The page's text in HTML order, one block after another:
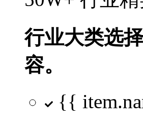
行业大类选择
容。
{{